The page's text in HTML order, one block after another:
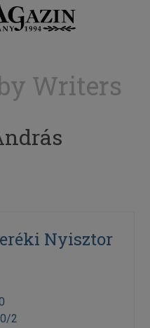
Writers
Nyisztor
2